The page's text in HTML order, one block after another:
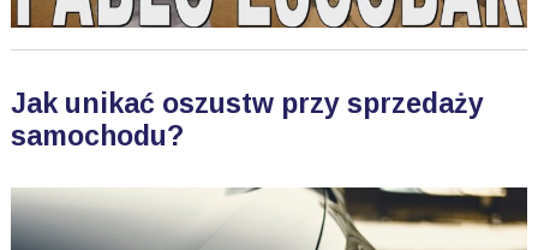
Jak unikać oszustw przy sprzedaży
samochodu?